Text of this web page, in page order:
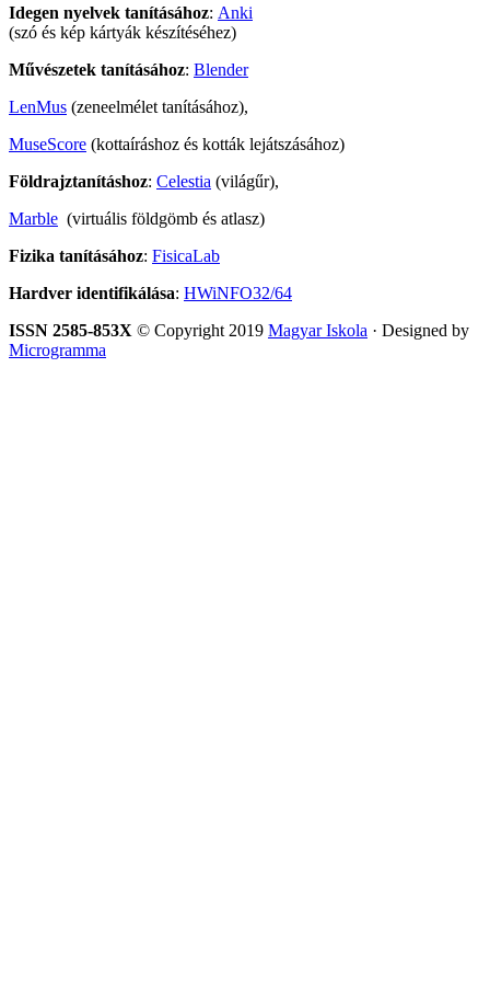
Idegen nyelvek tanításához: Anki
(szó és kép kártyák készítéséhez)
Művészetek tanításához: Blender
LenMus (zeneelmélet tanításához),
MuseScore (kottaíráshoz és kották lejátszásához)
Földrajztanításhoz: Celestia (világűr),
Marble (virtuális földgömb és atlasz)
Fizika tanításához: FisicaLab
Hardver identifikálása: HWiNFO32/64
ISSN 2585-853X © Copyright 2019 Magyar Iskola · Designed by
Microgramma